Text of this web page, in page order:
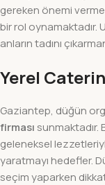
gereken önemi
bir rol oynamaktadır.
anların tadını
Yerel
Gaziantep, düğün
firması sunmaktadır.
geleneksel
yaratmayı hedefler.
seçim yaparken